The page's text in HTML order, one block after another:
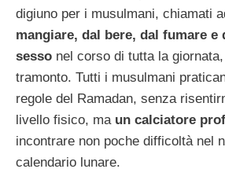
digiuno per i musulmani, chiamati
mangiare, dal bere, dal fumare e
sesso nel corso di tutta la giornata,
tramonto. Tutti i musulmani
regole del Ramadan, senza
livello fisico, ma un calciatore
incontrare non poche difficoltà nel
calendario lunare.